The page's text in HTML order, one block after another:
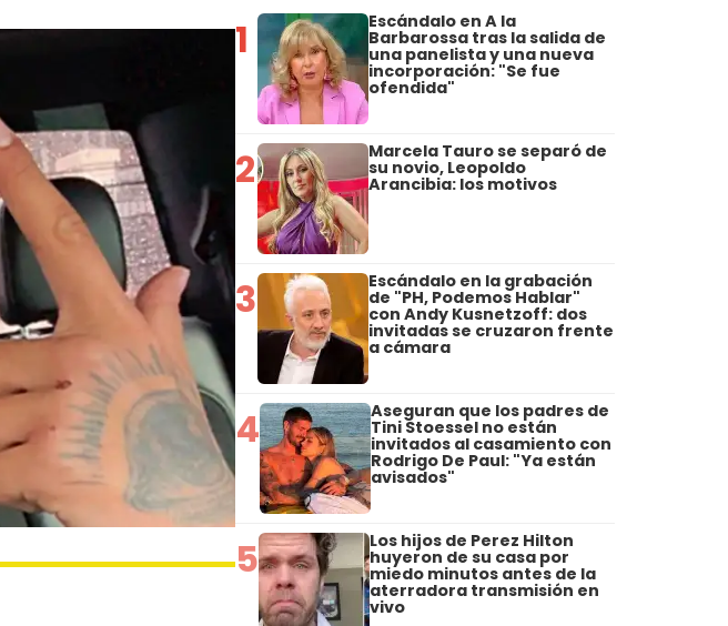
1 Escándalo en A la
Barbarossa tras la salida de
una panelista y una nueva
incorporación: "Se fue
ofendida"
2 Marcela Tauro se separó de
su novio, Leopoldo
Arancibia: los motivos
3 Escándalo en la grabación
de "PH, Podemos Hablar"
con Andy Kusnetzoff: dos
invitadas se cruzaron frente
a cámara
4 Aseguran que los padres de
Tini Stoessel no están
invitados al casamiento con
Rodrigo De Paul: "Ya están
avisados"
5 Los hijos de Perez Hilton
huyeron de su casa por
miedo minutos antes de la
aterradora transmisión en
vivo